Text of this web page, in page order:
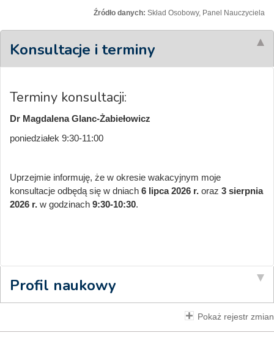
Źródło danych: Skład Osobowy, Panel Nauczyciela
Konsultacje i terminy
Terminy konsultacji:
Dr Magdalena Glanc-Żabiełowicz
poniedziałek 9:30-11:00
Uprzejmie informuję, że w okresie wakacyjnym moje
konsultacje odbędą się w dniach 6 lipca 2026 r. oraz 3 sierpnia
2026 r. w godzinach 9:30-10:30.
Profil naukowy
Pokaż rejestr zmian